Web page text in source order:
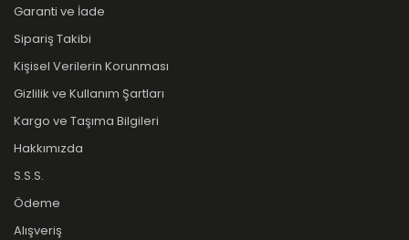
Garanti ve İade
Sipariş Takibi
Kişisel Verilerin Korunması
Gizlilik ve Kullanım Şartları
Kargo ve Taşıma Bilgileri
Hakkımızda
S.S.S.
Ödeme
Alışveriş